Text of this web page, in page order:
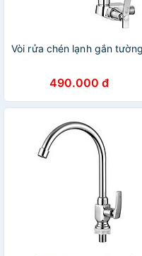
Vòi rửa chén lạnh gắn tường
490.000 đ